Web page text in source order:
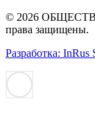
© 2026
права защищены.
Разработка: InRus